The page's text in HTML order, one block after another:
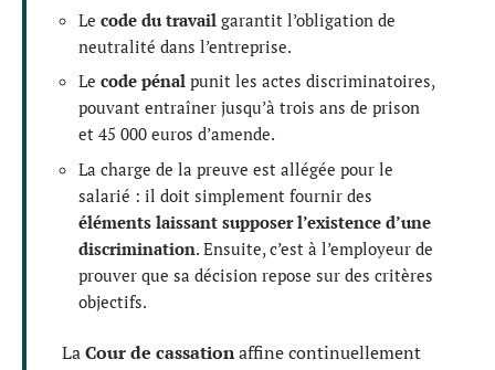
Le code du travail garantit l’obligation de
neutralité dans l’entreprise.
Le code pénal punit les actes discriminatoires,
pouvant entraîner jusqu’à trois ans de prison
et 45 000 euros d’amende.
La charge de la preuve est allégée pour le
salarié : il doit simplement fournir des
éléments laissant supposer l’existence d’une
discrimination. Ensuite, c’est à l’employeur de
prouver que sa décision repose sur des critères
objectifs.
LaCour de cassationaffine continuellement